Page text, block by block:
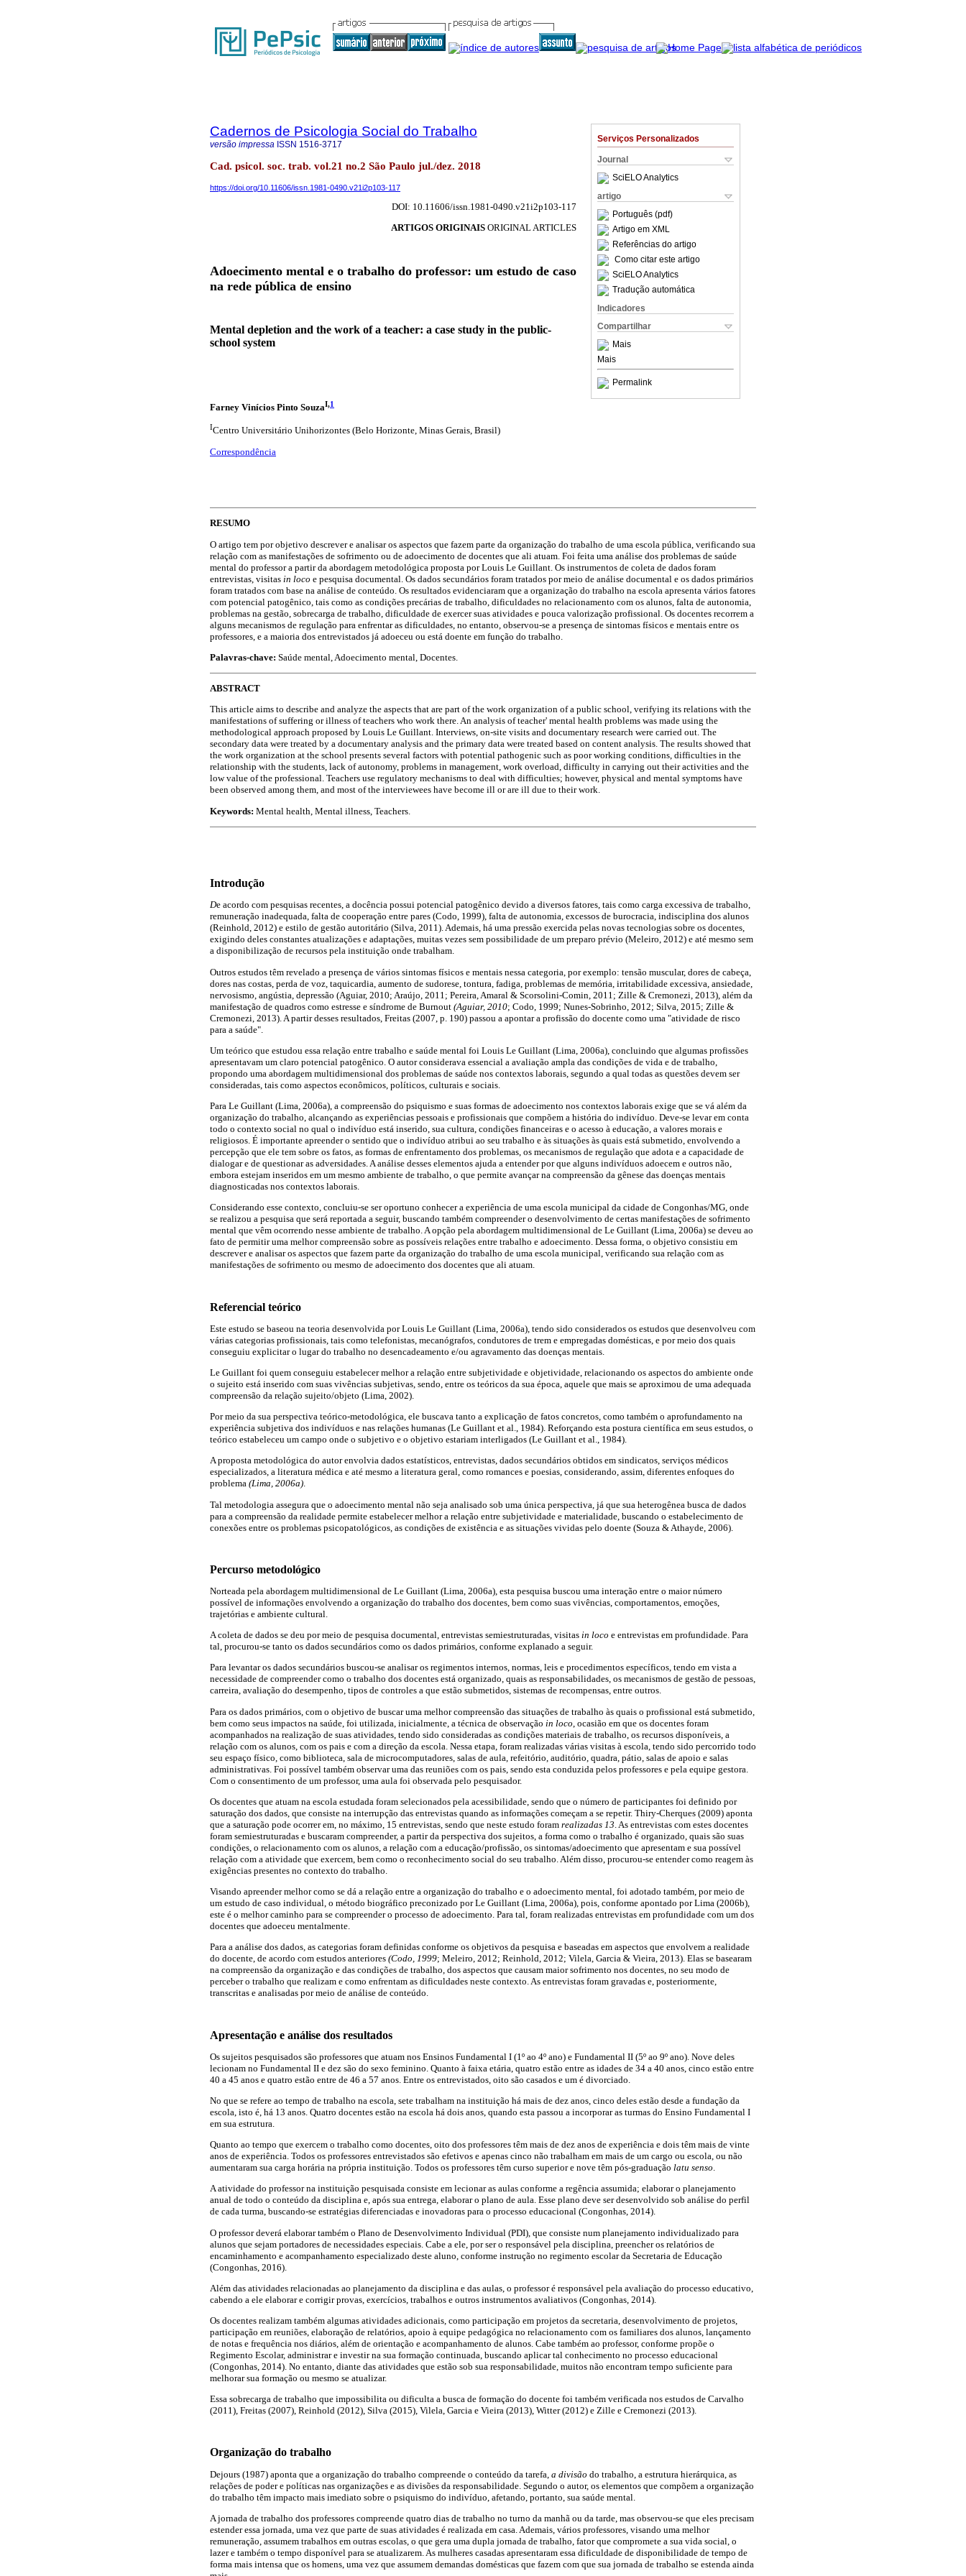
Serviços Personalizados
Journal
SciELO Analytics
artigo
Português (pdf)
Artigo em XML
Referências do artigo
Como citar este artigo
SciELO Analytics
Tradução automática
Indicadores
Compartilhar
Mais
Mais
Permalink
Cadernos de Psicologia Social do Trabalho
versão impressa ISSN 1516-3717
Cad. psicol. soc. trab. vol.21 no.2 São Paulo jul./dez. 2018
https://doi.org/10.11606/issn.1981-0490.v21i2p103-117
DOI: 10.11606/issn.1981-0490.v21i2p103-117
ARTIGOS ORIGINAIS ORIGINAL ARTICLES
Adoecimento mental e o trabalho do professor: um estudo de caso
na rede pública de ensino
Mental depletion and the work of a teacher: a case study in the public-
school system
Farney Vinícios Pinto SouzaI,1
ICentro Universitário Unihorizontes (Belo Horizonte, Minas Gerais, Brasil)
Correspondência
RESUMO
O artigo tem por objetivo descrever e analisar os aspectos que fazem parte da organização do trabalho de uma escola pública, verificando sua
relação com as manifestações de sofrimento ou de adoecimento de docentes que ali atuam. Foi feita uma análise dos problemas de saúde
mental do professor a partir da abordagem metodológica proposta por Louis Le Guillant. Os instrumentos de coleta de dados foram
entrevistas, visitas in loco e pesquisa documental. Os dados secundários foram tratados por meio de análise documental e os dados primários
foram tratados com base na análise de conteúdo. Os resultados evidenciaram que a organização do trabalho na escola apresenta vários fatores
com potencial patogênico, tais como as condições precárias de trabalho, dificuldades no relacionamento com os alunos, falta de autonomia,
problemas na gestão, sobrecarga de trabalho, dificuldade de exercer suas atividades e pouca valorização profissional. Os docentes recorrem a
alguns mecanismos de regulação para enfrentar as dificuldades, no entanto, observou-se a presença de sintomas físicos e mentais entre os
professores, e a maioria dos entrevistados já adoeceu ou está doente em função do trabalho.
Palavras-chave: Saúde mental, Adoecimento mental, Docentes.
ABSTRACT
This article aims to describe and analyze the aspects that are part of the work organization of a public school, verifying its relations with the
manifestations of suffering or illness of teachers who work there. An analysis of teacher' mental health problems was made using the
methodological approach proposed by Louis Le Guillant. Interviews, on-site visits and documentary research were carried out. The
secondary data were treated by a documentary analysis and the primary data were treated based on content analysis. The results showed that
the work organization at the school presents several factors with potential pathogenic such as poor working conditions, difficulties in the
relationship with the students, lack of autonomy, problems in management, work overload, difficulty in carrying out their activities and the
low value of the professional. Teachers use regulatory mechanisms to deal with difficulties; however, physical and mental symptoms have
been observed among them, and most of the interviewees have become ill or are ill due to their work.
Keywords: Mental health, Mental illness, Teachers.
Introdução
De acordo com pesquisas recentes, a docência possui potencial patogênico devido a diversos fatores, tais como carga excessiva de trabalho,
remuneração inadequada, falta de cooperação entre pares (Codo, 1999), falta de autonomia, excessos de burocracia, indisciplina dos alunos
(Reinhold, 2012) e estilo de gestão autoritário (Silva, 2011). Ademais, há uma pressão exercida pelas novas tecnologias sobre os docentes,
exigindo deles constantes atualizações e adaptações, muitas vezes sem possibilidade de um preparo prévio (Meleiro, 2012) e até mesmo sem
a disponibilização de recursos pela instituição onde trabalham.
Outros estudos têm revelado a presença de vários sintomas físicos e mentais nessa categoria, por exemplo: tensão muscular, dores de cabeça,
dores nas costas, perda de voz, taquicardia, aumento de sudorese, tontura, fadiga, problemas de memória, irritabilidade excessiva, ansiedade,
nervosismo, angústia, depressão (Aguiar, 2010; Araújo, 2011; Pereira, Amaral & Scorsolini-Comin, 2011; Zille & Cremonezi, 2013), além da
manifestação de quadros como estresse e síndrome de Burnout (Aguiar, 2010; Codo, 1999; Nunes-Sobrinho, 2012; Silva, 2015; Zille &
Cremonezi, 2013). A partir desses resultados, Freitas (2007, p. 190) passou a apontar a profissão do docente como uma "atividade de risco
para a saúde".
Um teórico que estudou essa relação entre trabalho e saúde mental foi Louis Le Guillant (Lima, 2006a), concluindo que algumas profissões
apresentavam um claro potencial patogênico. O autor considerava essencial a avaliação ampla das condições de vida e de trabalho,
propondo uma abordagem multidimensional dos problemas de saúde nos contextos laborais, segundo a qual todas as questões devem ser
consideradas, tais como aspectos econômicos, políticos, culturais e sociais.
Para Le Guillant (Lima, 2006a), a compreensão do psiquismo e suas formas de adoecimento nos contextos laborais exige que se vá além da
organização do trabalho, alcançando as experiências pessoais e profissionais que compõem a história do indivíduo. Deve-se levar em conta
todo o contexto social no qual o indivíduo está inserido, sua cultura, condições financeiras e o acesso à educação, a valores morais e
religiosos. É importante apreender o sentido que o indivíduo atribui ao seu trabalho e às situações às quais está submetido, envolvendo a
percepção que ele tem sobre os fatos, as formas de enfrentamento dos problemas, os mecanismos de regulação que adota e a capacidade de
dialogar e de questionar as adversidades. A análise desses elementos ajuda a entender por que alguns indivíduos adoecem e outros não,
embora estejam inseridos em um mesmo ambiente de trabalho, o que permite avançar na compreensão da gênese das doenças mentais
diagnosticadas nos contextos laborais.
Considerando esse contexto, concluiu-se ser oportuno conhecer a experiência de uma escola municipal da cidade de Congonhas/MG, onde
se realizou a pesquisa que será reportada a seguir, buscando também compreender o desenvolvimento de certas manifestações de sofrimento
mental que vêm ocorrendo nesse ambiente de trabalho. A opção pela abordagem multidimensional de Le Guillant (Lima, 2006a) se deveu ao
fato de permitir uma melhor compreensão sobre as possíveis relações entre trabalho e adoecimento. Dessa forma, o objetivo consistiu em
descrever e analisar os aspectos que fazem parte da organização do trabalho de uma escola municipal, verificando sua relação com as
manifestações de sofrimento ou mesmo de adoecimento dos docentes que ali atuam.
Referencial teórico
Este estudo se baseou na teoria desenvolvida por Louis Le Guillant (Lima, 2006a), tendo sido considerados os estudos que desenvolveu com
várias categorias profissionais, tais como telefonistas, mecanógrafos, condutores de trem e empregadas domésticas, e por meio dos quais
conseguiu explicitar o lugar do trabalho no desencadeamento e/ou agravamento das doenças mentais.
Le Guillant foi quem conseguiu estabelecer melhor a relação entre subjetividade e objetividade, relacionando os aspectos do ambiente onde
o sujeito está inserido com suas vivências subjetivas, sendo, entre os teóricos da sua época, aquele que mais se aproximou de uma adequada
compreensão da relação sujeito/objeto (Lima, 2002).
Por meio da sua perspectiva teórico-metodológica, ele buscava tanto a explicação de fatos concretos, como também o aprofundamento na
experiência subjetiva dos indivíduos e nas relações humanas (Le Guillant et al., 1984). Reforçando esta postura científica em seus estudos, o
teórico estabeleceu um campo onde o subjetivo e o objetivo estariam interligados (Le Guillant et al., 1984).
A proposta metodológica do autor envolvia dados estatísticos, entrevistas, dados secundários obtidos em sindicatos, serviços médicos
especializados, a literatura médica e até mesmo a literatura geral, como romances e poesias, considerando, assim, diferentes enfoques do
problema (Lima, 2006a).
Tal metodologia assegura que o adoecimento mental não seja analisado sob uma única perspectiva, já que sua heterogênea busca de dados
para a compreensão da realidade permite estabelecer melhor a relação entre subjetividade e materialidade, buscando o estabelecimento de
conexões entre os problemas psicopatológicos, as condições de existência e as situações vividas pelo doente (Souza & Athayde, 2006).
Percurso metodológico
Norteada pela abordagem multidimensional de Le Guillant (Lima, 2006a), esta pesquisa buscou uma interação entre o maior número
possível de informações envolvendo a organização do trabalho dos docentes, bem como suas vivências, comportamentos, emoções,
trajetórias e ambiente cultural.
A coleta de dados se deu por meio de pesquisa documental, entrevistas semiestruturadas, visitas in loco e entrevistas em profundidade. Para
tal, procurou-se tanto os dados secundários como os dados primários, conforme explanado a seguir.
Para levantar os dados secundários buscou-se analisar os regimentos internos, normas, leis e procedimentos específicos, tendo em vista a
necessidade de compreender como o trabalho dos docentes está organizado, quais as responsabilidades, os mecanismos de gestão de pessoas,
carreira, avaliação do desempenho, tipos de controles a que estão submetidos, sistemas de recompensas, entre outros.
Para os dados primários, com o objetivo de buscar uma melhor compreensão das situações de trabalho às quais o profissional está submetido,
bem como seus impactos na saúde, foi utilizada, inicialmente, a técnica de observação in loco , ocasião em que os docentes foram
acompanhados na realização de suas atividades, tendo sido consideradas as condições materiais de trabalho, os recursos disponíveis, a
relação com os alunos, com os pais e com a direção da escola. Nessa etapa, foram realizadas várias visitas à escola, tendo sido percorrido todo
seu espaço físico, como biblioteca, sala de microcomputadores, salas de aula, refeitório, auditório, quadra, pátio, salas de apoio e salas
administrativas. Foi possível também observar uma das reuniões com os pais, sendo esta conduzida pelos professores e pela equipe gestora.
Com o consentimento de um professor, uma aula foi observada pelo pesquisador.
Os docentes que atuam na escola estudada foram selecionados pela acessibilidade, sendo que o número de participantes foi definido por
saturação dos dados, que consiste na interrupção das entrevistas quando as informações começam a se repetir. Thiry-Cherques (2009) aponta
que a saturação pode ocorrer em, no máximo, 15 entrevistas, sendo que neste estudo foram realizadas 13 . As entrevistas com estes docentes
foram semiestruturadas e buscaram compreender, a partir da perspectiva dos sujeitos, a forma como o trabalho é organizado, quais são suas
condições, o relacionamento com os alunos, a relação com a educação/profissão, os sintomas/adoecimento que apresentam e sua possível
relação com a atividade que exercem, bem como o reconhecimento social do seu trabalho. Além disso, procurou-se entender como reagem às
exigências presentes no contexto do trabalho.
Visando apreender melhor como se dá a relação entre a organização do trabalho e o adoecimento mental, foi adotado também, por meio de
um estudo de caso individual, o método biográfico preconizado por Le Guillant (Lima, 2006a), pois, conforme apontado por Lima (2006b),
este é o melhor caminho para se compreender o processo de adoecimento. Para tal, foram realizadas entrevistas em profundidade com um dos
docentes que adoeceu mentalmente.
Para a análise dos dados, as categorias foram definidas conforme os objetivos da pesquisa e baseadas em aspectos que envolvem a realidade
do docente, de acordo com estudos anteriores (Codo, 1999; Meleiro, 2012; Reinhold, 2012; Vilela, Garcia & Vieira, 2013). Elas se basearam
na compreensão da organização e das condições de trabalho, dos aspectos que causam maior sofrimento nos docentes, no seu modo de
perceber o trabalho que realizam e como enfrentam as dificuldades neste contexto. As entrevistas foram gravadas e, posteriormente,
transcritas e analisadas por meio de análise de conteúdo.
Apresentação e análise dos resultados
Os sujeitos pesquisados são professores que atuam nos Ensinos Fundamental I (1º ao 4º ano) e Fundamental II (5º ao 9º ano). Nove deles
lecionam no Fundamental II e dez são do sexo feminino. Quanto à faixa etária, quatro estão entre as idades de 34 a 40 anos, cinco estão entre
40 a 45 anos e quatro estão entre de 46 a 57 anos. Entre os entrevistados, oito são casados e um é divorciado.
No que se refere ao tempo de trabalho na escola, sete trabalham na instituição há mais de dez anos, cinco deles estão desde a fundação da
escola, isto é, há 13 anos. Quatro docentes estão na escola há dois anos, quando esta passou a incorporar as turmas do Ensino Fundamental I
em sua estrutura.
Quanto ao tempo que exercem o trabalho como docentes, oito dos professores têm mais de dez anos de experiência e dois têm mais de vinte
anos de experiência. Todos os professores entrevistados são efetivos e apenas cinco não trabalham em mais de um cargo ou escola, ou não
aumentaram sua carga horária na própria instituição. Todos os professores têm curso superior e nove têm pós-graduação latu senso.
A atividade do professor na instituição pesquisada consiste em lecionar as aulas conforme a regência assumida; elaborar o planejamento
anual de todo o conteúdo da disciplina e, após sua entrega, elaborar o plano de aula. Esse plano deve ser desenvolvido sob análise do perfil
de cada turma, buscando-se estratégias diferenciadas e inovadoras para o processo educacional (Congonhas, 2014).
O professor deverá elaborar também o Plano de Desenvolvimento Individual (PDI), que consiste num planejamento individualizado para
alunos que sejam portadores de necessidades especiais. Cabe a ele, por ser o responsável pela disciplina, preencher os relatórios de
encaminhamento e acompanhamento especializado deste aluno, conforme instrução no regimento escolar da Secretaria de Educação
(Congonhas, 2016).
Além das atividades relacionadas ao planejamento da disciplina e das aulas, o professor é responsável pela avaliação do processo educativo,
cabendo a ele elaborar e corrigir provas, exercícios, trabalhos e outros instrumentos avaliativos (Congonhas, 2014).
Os docentes realizam também algumas atividades adicionais, como participação em projetos da secretaria, desenvolvimento de projetos,
participação em reuniões, elaboração de relatórios, apoio à equipe pedagógica no relacionamento com os familiares dos alunos, lançamento
de notas e frequência nos diários, além de orientação e acompanhamento de alunos. Cabe também ao professor, conforme propõe o
Regimento Escolar, administrar e investir na sua formação continuada, buscando aplicar tal conhecimento no processo educacional
(Congonhas, 2014). No entanto, diante das atividades que estão sob sua responsabilidade, muitos não encontram tempo suficiente para
melhorar sua formação ou mesmo se atualizar.
Essa sobrecarga de trabalho que impossibilita ou dificulta a busca de formação do docente foi também verificada nos estudos de Carvalho
(2011), Freitas (2007), Reinhold (2012), Silva (2015), Vilela, Garcia e Vieira (2013), Witter (2012) e Zille e Cremonezi (2013).
Organização do trabalho
Dejours (1987) aponta que a organização do trabalho compreende o conteúdo da tarefa, a divisão do trabalho, a estrutura hierárquica, as
relações de poder e políticas nas organizações e as divisões da responsabilidade. Segundo o autor, os elementos que compõem a organização
do trabalho têm impacto mais imediato sobre o psiquismo do indivíduo, afetando, portanto, sua saúde mental.
A jornada de trabalho dos professores compreende quatro dias de trabalho no turno da manhã ou da tarde, mas observou-se que eles precisam
estender essa jornada, uma vez que parte de suas atividades é realizada em casa. Ademais, vários professores, visando uma melhor
remuneração, assumem trabalhos em outras escolas, o que gera uma dupla jornada de trabalho, fator que compromete a sua vida social, o
lazer e também o tempo disponível para se atualizarem. As mulheres casadas apresentaram essa dificuldade de disponibilidade de tempo de
forma mais intensa que os homens, uma vez que assumem demandas domésticas que fazem com que sua jornada de trabalho se estenda ainda